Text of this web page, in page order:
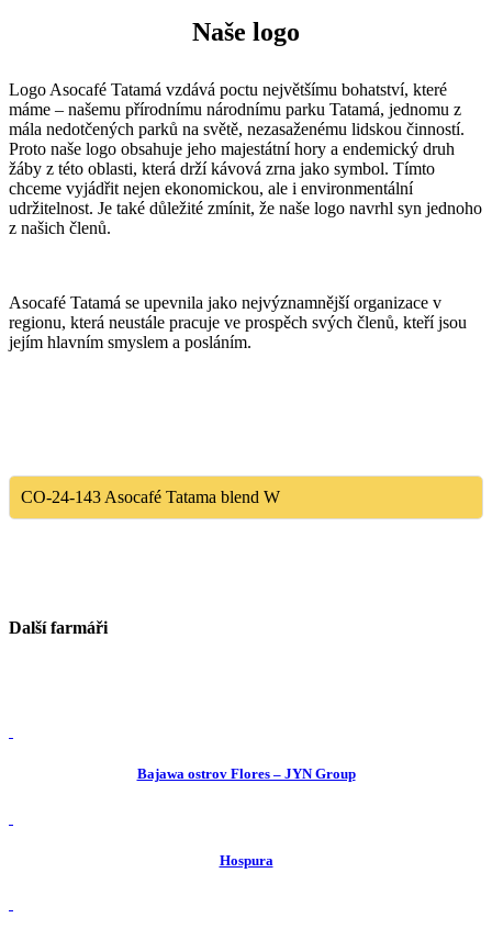
Naše logo
Logo Asocafé Tatamá vzdává poctu největšímu bohatství, které
máme – našemu přírodnímu národnímu parku Tatamá, jednomu z
mála nedotčených parků na světě, nezasaženému lidskou činností.
Proto naše logo obsahuje jeho majestátní hory a endemický druh
žáby z této oblasti, která drží kávová zrna jako symbol. Tímto
chceme vyjádřit nejen ekonomickou, ale i environmentální
udržitelnost. Je také důležité zmínit, že naše logo navrhl syn jednoho
z našich členů.
Asocafé Tatamá se upevnila jako nejvýznamnější organizace v
regionu, která neustále pracuje ve prospěch svých členů, kteří jsou
jejím hlavním smyslem a posláním.
CO-24-143 Asocafé Tatama blend W
Další farmáři
Bajawa ostrov Flores – JYN Group
Hospura